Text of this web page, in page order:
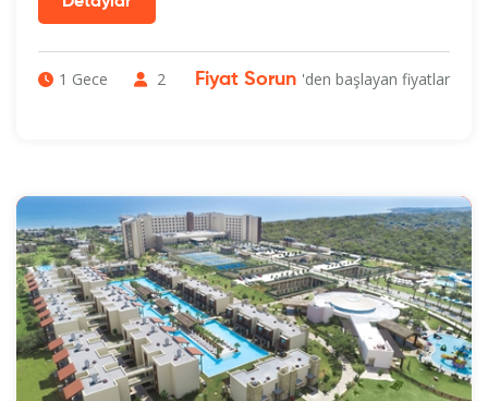
1 Gece 2 Fiyat Sorun 'den başlayan fiyatlar